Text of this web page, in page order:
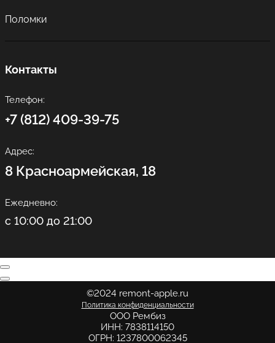
Поломки
Контакты
Телефон:
+7 (812) 409-39-75
Адрес:
8 Красноармейская, 18
Ежедневно:
с 10:00 до 21:00
©2024 remont-apple.ru
Политика конфиденциальности
ООО Рембиз
ИНН: 7838114150
ОГРН: 1237800062345